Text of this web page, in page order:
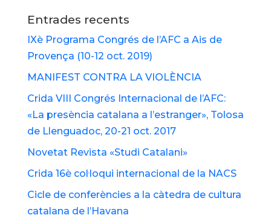
Entrades recents
IXè Programa Congrés de l’AFC a Ais de
Provença (10-12 oct. 2019)
MANIFEST CONTRA LA VIOLÈNCIA
Crida VIII Congrés Internacional de l’AFC:
«La presència catalana a l’estranger», Tolosa
de Llenguadoc, 20-21 oct. 2017
Novetat Revista «Studi Catalani»
Crida 16è col·loqui internacional de la NACS
Cicle de conferències a la càtedra de cultura
catalana de l’Havana